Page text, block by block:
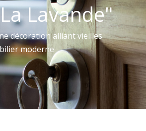
Lavande"
décoration alliant vieilles
moderne